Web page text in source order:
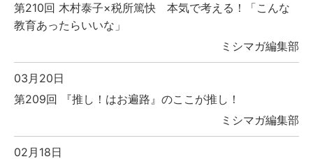
第210回 木村泰子×税所篤快 本気で考える！「こんな
教育あったらいいな」
ミシマガ編集部
03月20日
第209回 『推し！はお遍路』のここが推し！
ミシマガ編集部
02月18日